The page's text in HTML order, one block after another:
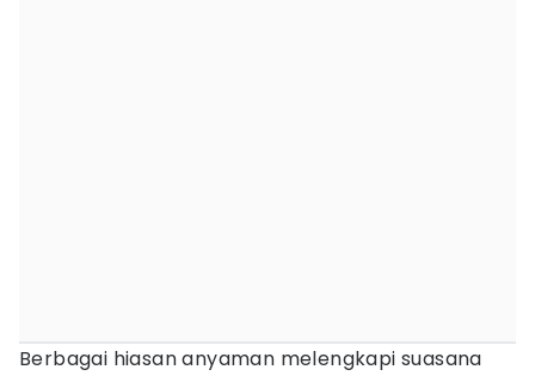
Berbagai hiasan anyaman melengkapi suasana